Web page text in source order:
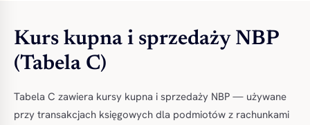
Kurs kupna i sprzedaży NBP
(Tabela C)
Tabela C zawiera kursy kupna i sprzedaży NBP — używane
przy transakcjach księgowych dla podmiotów z rachunkami